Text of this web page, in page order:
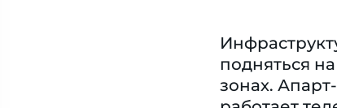
подняться
зонах.